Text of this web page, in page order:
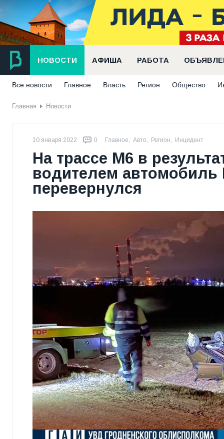
НОВОСТИ АФИША РАБОТА
Все новости Главное Власть Регион Общество
Главная Новости
10 января 2022 0 Главное, Авто, Регион, Инцидент
На трассе М6 в
водителем автомобиль
перевернулся